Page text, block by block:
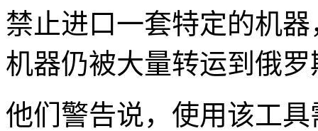
禁止进口一套特定的机
机器仍被大量转运到俄
他们警告说，使用该工